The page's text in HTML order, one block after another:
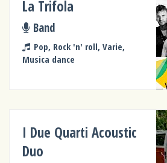
La Trifola
Band
Pop, Rock 'n' roll, Varie,
Musica dance
I Due Quarti Acoustic
Duo